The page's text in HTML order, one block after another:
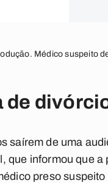
Médico suspeito
de
saírem de uma
que informou que a
preso suspeito